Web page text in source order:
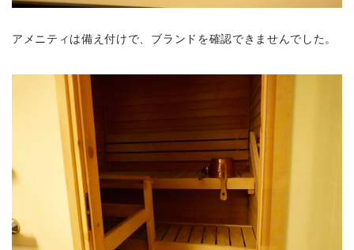
アメニティは備え付けで、ブランドを確認できませんでした。